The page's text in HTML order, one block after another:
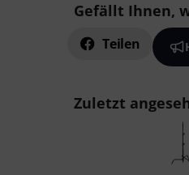
Gefällt Ihnen,
Teilen
Zuletzt